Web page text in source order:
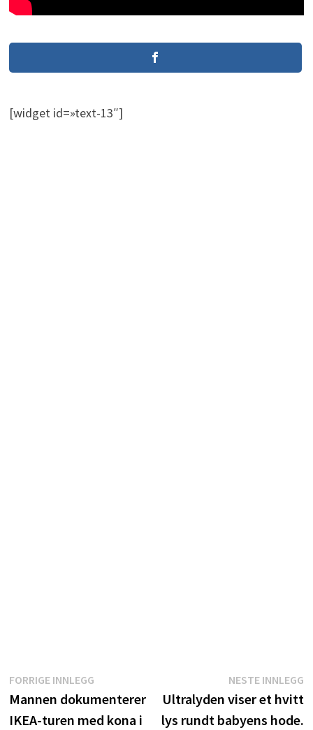
[widget id=»text-13″]
Innleggsnavigasjon
FORRIGE INNLEGGForrige
innlegg:
Mannen dokumenterer
IKEA-turen med kona i
NESTE INNLEGG
Ultralyden viser et hvitt
lys rundt babyens hode.